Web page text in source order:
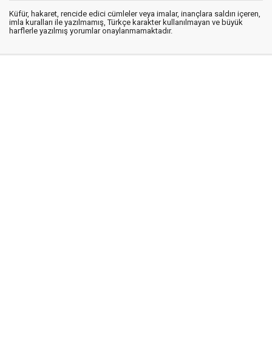
Küfür, hakaret, rencide edici cümleler veya imalar, inançlara saldırı içeren,
imla kuralları ile yazılmamış, Türkçe karakter kullanılmayan ve büyük
harflerle yazılmış yorumlar onaylanmamaktadır.